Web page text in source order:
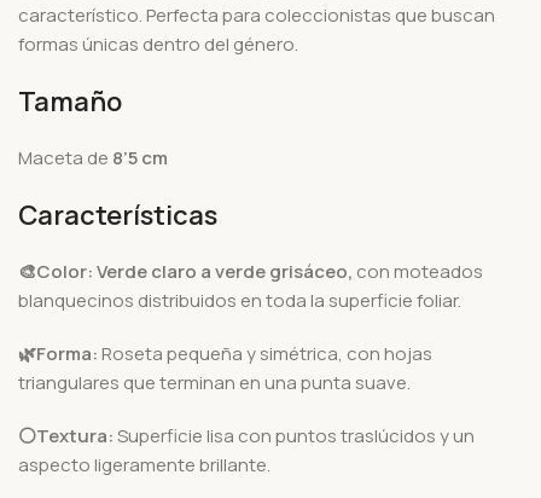
característico. Perfecta para coleccionistas que buscan
formas únicas dentro del género.
Tamaño
Maceta de 8’5 cm
Características
🎨Color:Verde claro a verde grisáceo, con moteados
blanquecinos distribuidos en toda la superficie foliar.
🌿Forma: Roseta pequeña y simétrica, con hojas
triangulares que terminan en una punta suave.
⚪Textura:Superficie lisa con puntos traslúcidos y un
aspecto ligeramente brillante.